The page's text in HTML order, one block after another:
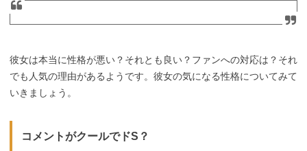
彼女は本当に性格が悪い？それとも良い？ファンへの対応は？それ
でも人気の理由があるようです。彼女の気になる性格についてみて
いきましょう。
コメントがクールでドS？